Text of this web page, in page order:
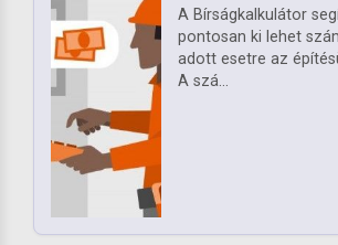
A Bírságkalkulátor
pontosan ki lehet
adott esetre az
A szá...